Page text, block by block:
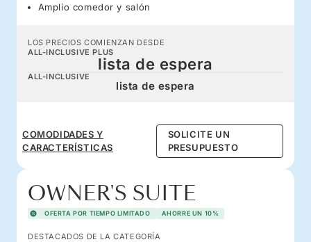
Amplio comedor y salón
LOS PRECIOS COMIENZAN DESDE
ALL-INCLUSIVE PLUS
lista de espera
ALL-INCLUSIVE
lista de espera
COMODIDADES Y
CARACTERÍSTICAS
SOLICITE UN
PRESUPUESTO
OWNER'S SUITE
OFERTA POR TIEMPO LIMITADO AHORRE UN 10%
DESTACADOS DE LA CATEGORÍA